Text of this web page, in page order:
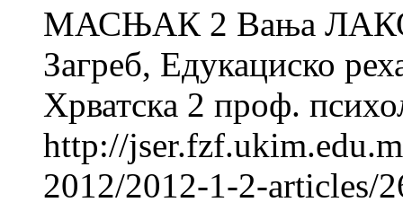
МАСЊАК 2 Вања
Загреб, Едукациско
Хрватска 2 проф.
http://
2012/2012-1-2-articles/